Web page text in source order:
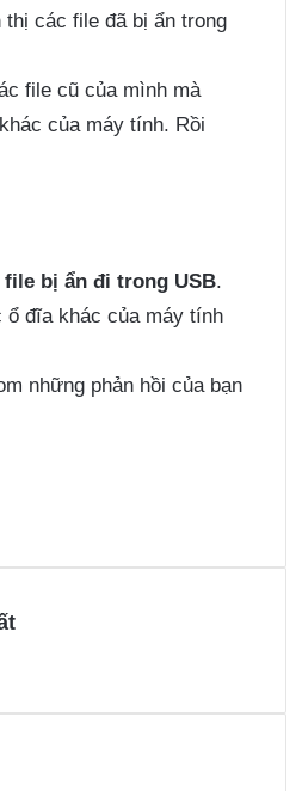
các file đã bị ẩn trong
file cũ của mình mà
của máy tính. Rồi
bị ẩn đi trong USB.
ổ đĩa khác của máy tính
những phản hồi của bạn